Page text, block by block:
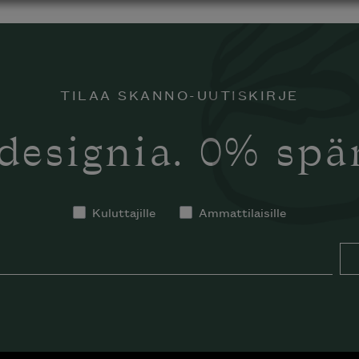
TILAA SKANNO-UUTISKIRJE
0%
Kuluttajille Ammattilaisille